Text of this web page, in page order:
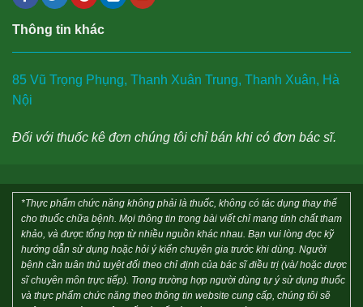
Thông tin khác
85 Vũ Trọng Phụng, Thanh Xuân Trung, Thanh Xuân, Hà
Nội
Đối với thuốc kê đơn chúng tôi chỉ bán khi có đơn bác sĩ.
*Thực phẩm chức năng không phải là thuốc, không có tác dụng thay thế
cho thuốc chữa bệnh. Mọi thông tin trong bài viết chỉ mang tính chất tham
khảo, và được tổng hợp từ nhiều nguồn khác nhau. Bạn vui lòng đọc kỹ
hướng dẫn sử dụng hoặc hỏi ý kiến chuyên gia trước khi dùng. Người
bệnh cần tuân thủ tuyệt đối theo chỉ định của bác sĩ điều trị (và/ hoặc dược
sĩ chuyên môn trực tiếp). Trong trường hợp người dùng tự ý sử dụng thuốc
và thực phẩm chức năng theo thông tin website cung cấp, chúng tôi sẽ